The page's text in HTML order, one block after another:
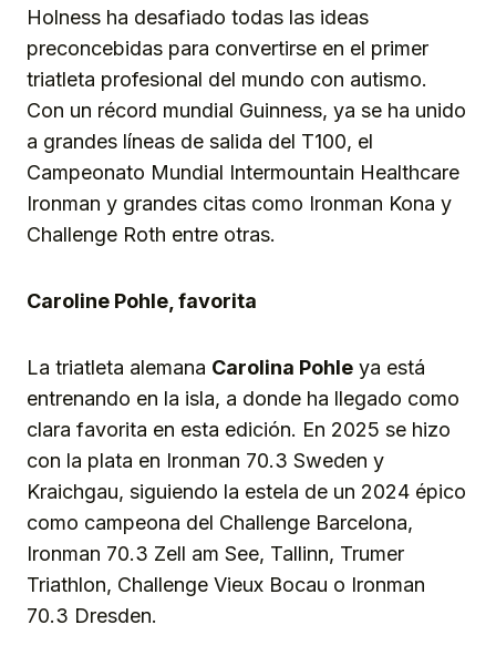
Holness ha desafiado todas las ideas
preconcebidas para convertirse en el primer
triatleta profesional del mundo con autismo.
Con un récord mundial Guinness, ya se ha unido
a grandes líneas de salida del T100, el
Campeonato Mundial Intermountain Healthcare
Ironman y grandes citas como Ironman Kona y
Challenge Roth entre otras.
Caroline Pohle, favorita
La triatleta alemana Carolina Pohle ya está
entrenando en la isla, a donde ha llegado como
clara favorita en esta edición. En 2025 se hizo
con la plata en Ironman 70.3 Sweden y
Kraichgau, siguiendo la estela de un 2024 épico
como campeona del Challenge Barcelona,
Ironman 70.3 Zell am See, Tallinn, Trumer
Triathlon, Challenge Vieux Bocau o Ironman
70.3 Dresden.